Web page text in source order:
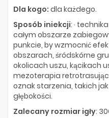
Dla kogo: dla każdego.
Sposób iniekcji: ·
całym obszarze
punkcie, by wzmocnić
obszarach, śródskórne
okolicach uszu, kącikach
mezoterapia
oznak starzenia, takich
głębokości.
Zalecany rozmiar igły: